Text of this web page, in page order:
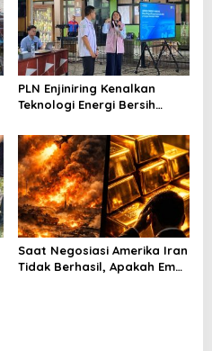
PLN Enjiniring Kenalkan
Teknologi Energi Bersih
Saat Negosiasi Amerika Iran
Tidak Berhasil, Apakah Emas